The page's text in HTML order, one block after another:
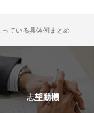
っている具体例まとめ
志望動機